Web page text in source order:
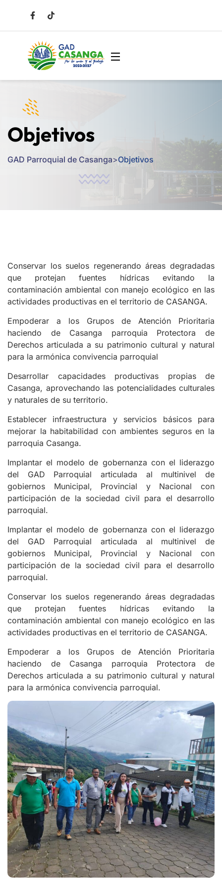
Objetivos
GAD Parroquial de Casanga>Objetivos
Conservar los suelos regenerando áreas degradadas
que protejan fuentes hídricas evitando la
contaminación ambiental con manejo ecológico en las
actividades productivas en el territorio de CASANGA.
Empoderar a los Grupos de Atención Prioritaria
haciendo de Casanga parroquia Protectora de
Derechos articulada a su patrimonio cultural y natural
para la armónica convivencia parroquial
Desarrollar capacidades productivas propias de
Casanga, aprovechando las potencialidades culturales
y naturales de su territorio.
Establecer infraestructura y servicios básicos para
mejorar la habitabilidad con ambientes seguros en la
parroquia Casanga.
Implantar el modelo de gobernanza con el liderazgo
del GAD Parroquial articulada al multinivel de
gobiernos Municipal, Provincial y Nacional con
participación de la sociedad civil para el desarrollo
parroquial.
Implantar el modelo de gobernanza con el liderazgo
del GAD Parroquial articulada al multinivel de
gobiernos Municipal, Provincial y Nacional con
participación de la sociedad civil para el desarrollo
parroquial.
Conservar los suelos regenerando áreas degradadas
que protejan fuentes hídricas evitando la
contaminación ambiental con manejo ecológico en las
actividades productivas en el territorio de CASANGA.
Empoderar a los Grupos de Atención Prioritaria
haciendo de Casanga parroquia Protectora de
Derechos articulada a su patrimonio cultural y natural
para la armónica convivencia parroquial.